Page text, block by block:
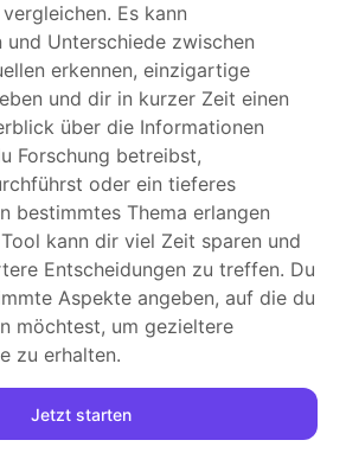
Es kann
und Unterschiede zwischen
erkennen, einzigartige
und dir in kurzer Zeit einen
über die Informationen
Forschung betreibst,
oder ein tieferes
bestimmtes Thema erlangen
kann dir viel Zeit sparen und
Entscheidungen zu treffen. Du
Aspekte angeben, auf die du
möchtest, um gezieltere
zu erhalten.
Jetzt starten